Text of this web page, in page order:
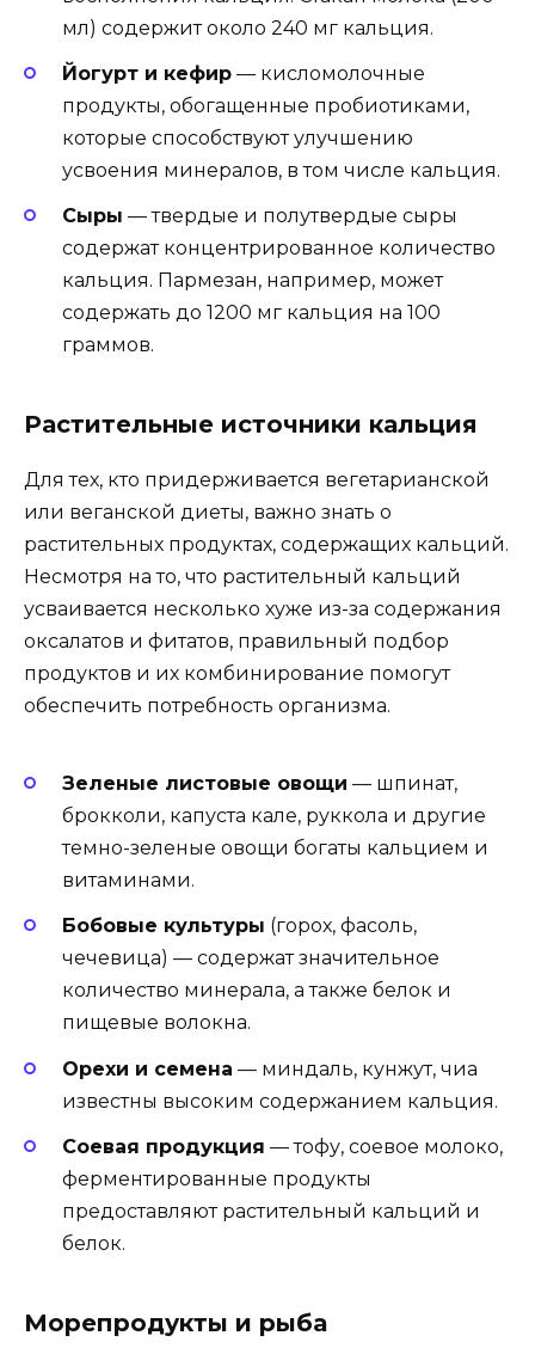
мл) содержит около 240 мг кальция.
Йогурт и кефир — кисломолочные
продукты, обогащенные пробиотиками,
которые способствуют улучшению
усвоения минералов, в том числе кальция.
Сыры — твердые и полутвердые сыры
содержат концентрированное количество
кальция. Пармезан, например, может
содержать до 1200 мг кальция на 100
граммов.
Растительные источники кальция
Для тех, кто придерживается вегетарианской
или веганской диеты, важно знать о
растительных продуктах, содержащих кальций.
Несмотря на то, что растительный кальций
усваивается несколько хуже из-за содержания
оксалатов и фитатов, правильный подбор
продуктов и их комбинирование помогут
обеспечить потребность организма.
Зеленые листовые овощи — шпинат,
брокколи, капуста кале, руккола и другие
темно-зеленые овощи богаты кальцием и
витаминами.
Бобовые культуры (горох, фасоль,
чечевица) — содержат значительное
количество минерала, а также белок и
пищевые волокна.
Орехи и семена — миндаль, кунжут, чиа
известны высоким содержанием кальция.
Соевая продукция — тофу, соевое молоко,
ферментированные продукты
предоставляют растительный кальций и
белок.
Морепродукты и рыба